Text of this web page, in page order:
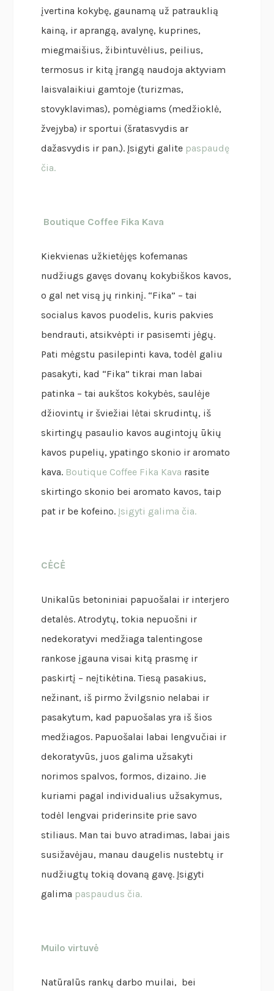
įvertina kokybę, gaunamą už patrauklią
kainą, ir aprangą, avalynę, kuprines,
miegmaišius, žibintuvėlius, peilius,
termosus ir kitą įrangą naudoja aktyviam
laisvalaikiui gamtoje (turizmas,
stovyklavimas), pomėgiams (medžioklė,
žvejyba) ir sportui (šratasvydis ar
dažasvydis ir pan.). Įsigyti galite paspaudę
čia.
Boutique Coffee Fika Kava
Kiekvienas užkietėjęs kofemanas
nudžiugs gavęs dovanų kokybiškos kavos,
o gal net visą jų rinkinį. “Fika” – tai
socialus kavos puodelis, kuris pakvies
bendrauti, atsikvėpti ir pasisemti jėgų.
Pati mėgstu pasilepinti kava, todėl galiu
pasakyti, kad “Fika” tikrai man labai
patinka – tai aukštos kokybės, saulėje
džiovintų ir šviežiai lėtai skrudintų, iš
skirtingų pasaulio kavos augintojų ūkių
kavos pupelių, ypatingo skonio ir aromato
kava. Boutique Coffee Fika Kava rasite
skirtingo skonio bei aromato kavos, taip
pat ir be kofeino. Įsigyti galima čia.
CĖCĖ
Unikalūs betoniniai papuošalai ir interjero
detalės. Atrodytų, tokia nepuošni ir
nedekoratyvi medžiaga talentingose
rankose įgauna visai kitą prasmę ir
paskirtį – neįtikėtina. Tiesą pasakius,
nežinant, iš pirmo žvilgsnio nelabai ir
pasakytum, kad papuošalas yra iš šios
medžiagos. Papuošalai labai lengvučiai ir
dekoratyvūs, juos galima užsakyti
norimos spalvos, formos, dizaino. Jie
kuriami pagal individualius užsakymus,
todėl lengvai priderinsite prie savo
stiliaus. Man tai buvo atradimas, labai jais
susižavėjau, manau daugelis nustebtų ir
nudžiugtų tokią dovaną gavę. Įsigyti
galima paspaudus čia.
Muilo virtuvė
Natūralūs rankų darbo muilai, bei